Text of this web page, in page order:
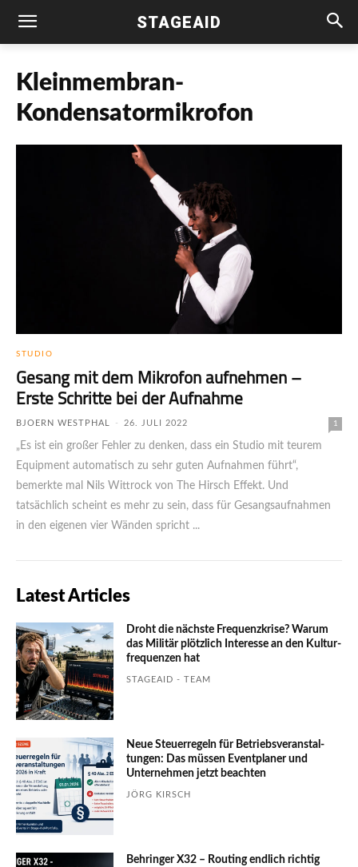
STAGEAID
Kleinmembran-
Kondensatormikrofon
STUDIO
Gesang mit dem Mikrofon aufnehmen –
Erste Schritte bei der Aufnahme
BJOERN WESTPHAL - 26. JULI 2022 1
„Es ist ein großer Fehler zu denken, dass ein Studio mit teurem
Equipment automatisch zu sehr guten Aufnahmen führt“,
bemerkte mal Nils Wittrock von The Hirsch Effekt. Und
tatsächlich scheint es mehr zu sein, dass für Gesangsaufnahmen
in den eigenen vier Wänden spricht ...
Latest Articles
Droht die nächste Frequenzkrise? Warum
das Mili­tär plötzlich Inte­resse an den Kultur­
fre­quen­zen hat
STAGEAID - TEAM
Neue Steuerregeln für Betriebs­ver­an­stal­
tungen: Das müssen Event­planer und
Unter­nehmen jetzt beachten
JÖRG KIRSCH
Behringer X32 – Routing endlich richtig